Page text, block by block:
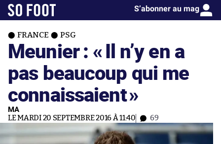
S’abonner au mag
FRANCE PSG
Meunier : «Il n’y en a
pas beaucoup qui me
connaissaient»
MA
LE MARDI 20 SEPTEMBRE 2016 À 11:40 69